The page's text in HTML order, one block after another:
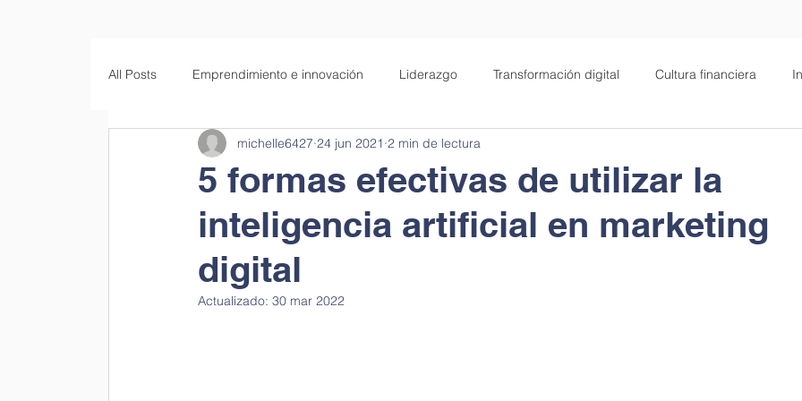
All Posts Emprendimiento e innovación Liderazgo Transformación digital Cultura financiera
Empresas familiares Educación Salud Filosofía
5 formas efectivas de utilizar la
inteligencia artificial en marketing
digital
michelle6427 24 jun 2021 2 min de lectura
Actualizado: 30 mar 2022